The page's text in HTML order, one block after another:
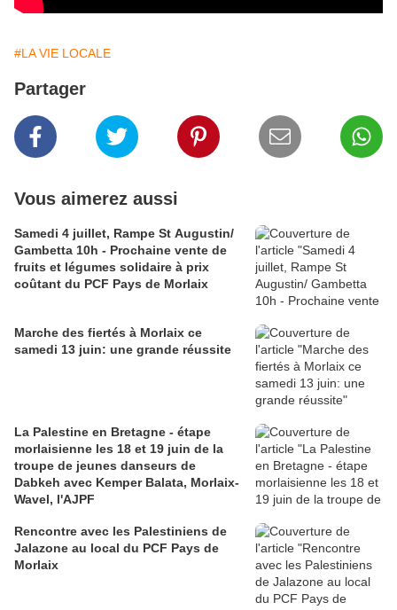
#LA VIE LOCALE
Partager
Vous aimerez aussi
Samedi 4 juillet, Rampe St Augustin/
Gambetta 10h - Prochaine vente de
fruits et légumes solidaire à prix
coûtant du PCF Pays de Morlaix
Marche des fiertés à Morlaix ce
samedi 13 juin: une grande réussite
La Palestine en Bretagne - étape
morlaisienne les 18 et 19 juin de la
troupe de jeunes danseurs de
Dabkeh avec Kemper Balata, Morlaix-
Wavel, l'AJPF
Rencontre avec les Palestiniens de
Jalazone au local du PCF Pays de
Morlaix